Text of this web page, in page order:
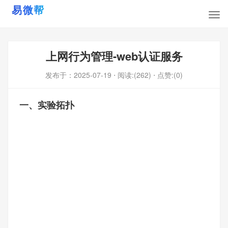
上网行为管理-web认证服务
发布于： 2025-07-19 ⋅ 阅读:(262) ⋅ 点赞:(0)
一、实验拓扑